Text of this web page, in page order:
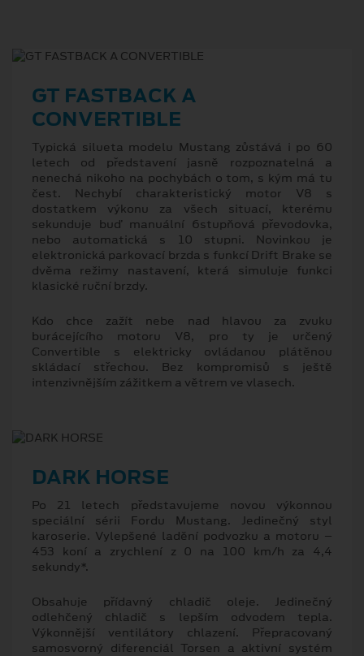
GT FASTBACK A
CONVERTIBLE
Typická silueta modelu Mustang zůstává i po 60
letech od představení jasně rozpoznatelná a
nenechá nikoho na pochybách o tom, s kým má tu
čest. Nechybí charakteristický motor V8 s
dostatkem výkonu za všech situací, kterému
sekunduje buď manuální 6stupňová převodovka,
nebo automatická s 10 stupni. Novinkou je
elektronická parkovací brzda s funkcí Drift Brake se
dvěma režimy nastavení, která simuluje funkci
klasické ruční brzdy.
Kdo chce zažít nebe nad hlavou za zvuku
burácejícího motoru V8, pro ty je určený
Convertible s elektricky ovládanou plátěnou
skládací střechou. Bez kompromisů s ještě
intenzivnějším zážitkem a větrem ve vlasech.
DARK HORSE
Po 21 letech představujeme novou výkonnou
speciální sérii Fordu Mustang. Jedinečný styl
karoserie. Vylepšené ladění podvozku a motoru –
453 koní a zrychlení z 0 na 100 km/h za 4,4
sekundy*.
Obsahuje přídavný chladič oleje. Jedinečný
odlehčený chladič s lepším odvodem tepla.
Výkonnější ventilátory chlazení. Přepracovaný
samosvorný diferenciál Torsen a aktivní systém